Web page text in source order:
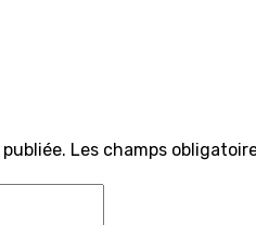
Les champs